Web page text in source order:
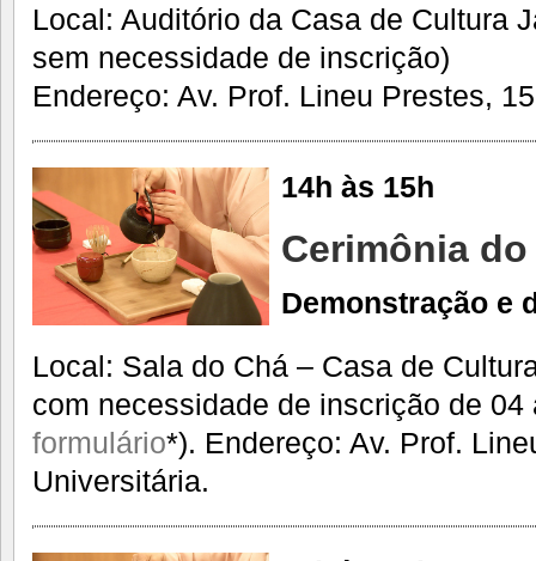
Local: Auditório da Casa de Cultura
sem necessidade de inscrição)
Endereço: Av. Prof. Lineu Prestes,
14h às 15h
Cerimônia do
Demonstração e
Local: Sala do Chá – Casa de
com necessidade de inscrição de
formulário*). Endereço: Av. Prof.
Universitária.